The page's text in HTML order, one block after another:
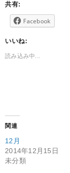
共有:
Facebook
いいね:
読み込み中...
関連
12月
2014年12月15日
未分類